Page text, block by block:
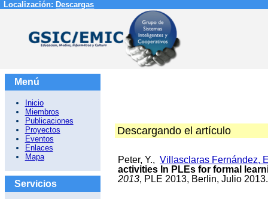
Localización: Descargas
Menú
Inicio
Miembros
Publicaciones
Proyectos
Eventos
Enlaces
Mapa
Servicios
Descargando el artículo
Peter, Y., Villasclaras Fernández,
activities In PLEs for formal
2013, PLE 2013, Berlin, Julio 2013.